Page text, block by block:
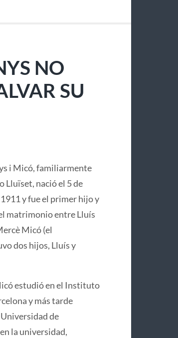
NO
SU
i Micó, familiarmente
Lluïset, nació el 5 de
y fue el primer hijo y
matrimonio entre Lluís
Micó (el
dos hijos, Lluís y
estudió en el Instituto
y más tarde
de
la universidad,